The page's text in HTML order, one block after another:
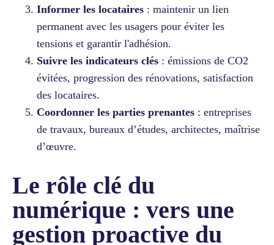
Informer les locataires : maintenir un lien
permanent avec les usagers pour éviter les
tensions et garantir l'adhésion.
Suivre les indicateurs clés : émissions de CO2
évitées, progression des rénovations, satisfaction
des locataires.
Coordonner les parties prenantes : entreprises
de travaux, bureaux d’études, architectes, maîtrise
d’œuvre.
Le rôle clé du
numérique : vers une
gestion proactive du